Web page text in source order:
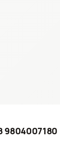
9804007180